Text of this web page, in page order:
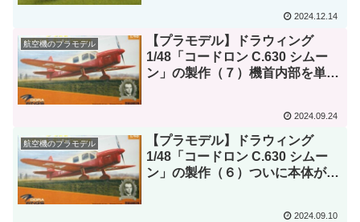
2024.12.14
航空機のプラモデル
【プラモデル】ドラウィング
1/48「コードロン C.630 シムー
ン」の製作（７）機首内部を単独
2024.09.24
航空機のプラモデル
【プラモデル】ドラウィング
1/48「コードロン C.630 シムー
ン」の製作（６）ついに本体が完
2024.09.10